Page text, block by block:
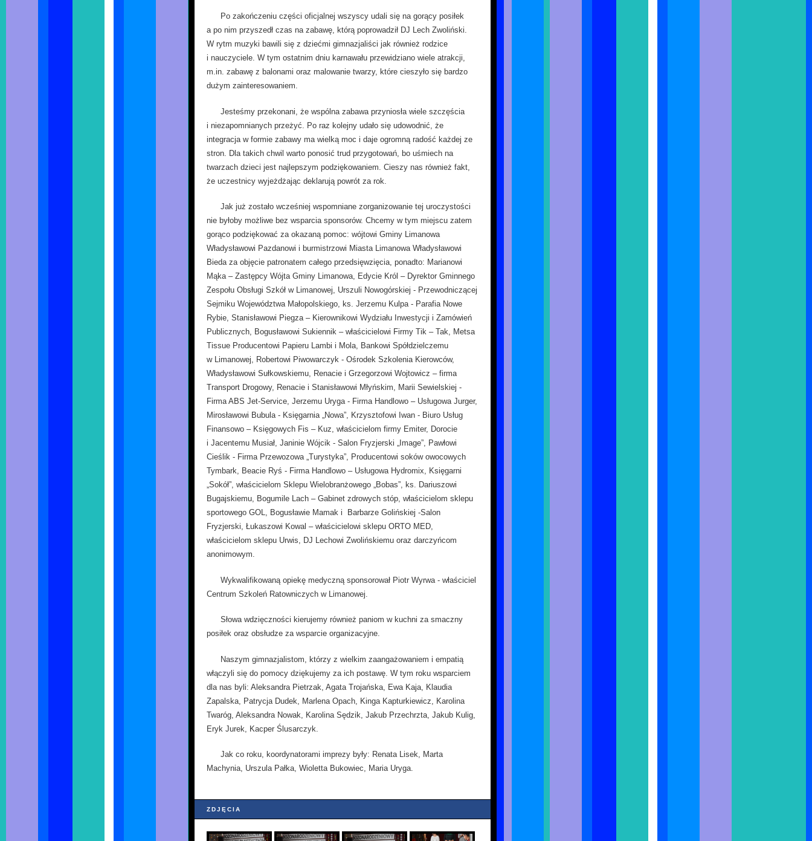
Po zakończeniu części oficjalnej wszyscy udali się na gorący posiłek
a po nim przyszedł czas na zabawę, którą poprowadził DJ Lech Zwoliński.
W rytm muzyki bawili się z dziećmi gimnazjaliści jak również rodzice
i nauczyciele. W tym ostatnim dniu karnawału przewidziano wiele atrakcji,
m.in. zabawę z balonami oraz malowanie twarzy, które cieszyło się bardzo
dużym zainteresowaniem.
Jesteśmy przekonani, że wspólna zabawa przyniosła wiele szczęścia
i niezapomnianych przeżyć. Po raz kolejny udało się udowodnić, że
integracja w formie zabawy ma wielką moc i daje ogromną radość każdej ze
stron. Dla takich chwil warto ponosić trud przygotowań, bo uśmiech na
twarzach dzieci jest najlepszym podziękowaniem. Cieszy nas również fakt,
że uczestnicy wyjeżdżając deklarują powrót za rok.
Jak już zostało wcześniej wspomniane zorganizowanie tej uroczystości
nie byłoby możliwe bez wsparcia sponsorów. Chcemy w tym miejscu zatem
gorąco podziękować za okazaną pomoc: wójtowi Gminy Limanowa
Władysławowi Pazdanowi i burmistrzowi Miasta Limanowa Władysławowi
Bieda za objęcie patronatem całego przedsięwzięcia, ponadto: Marianowi
Mąka – Zastępcy Wójta Gminy Limanowa, Edycie Król – Dyrektor Gminnego
Zespołu Obsługi Szkół w Limanowej, Urszuli Nowogórskiej - Przewodniczącej
Sejmiku Województwa Małopolskiego, ks. Jerzemu Kulpa - Parafia Nowe
Rybie, Stanisławowi Piegza – Kierownikowi Wydziału Inwestycji i Zamówień
Publicznych, Bogusławowi Sukiennik – właścicielowi Firmy Tik – Tak, Metsa
Tissue Producentowi Papieru Lambi i Mola, Bankowi Spółdzielczemu
w Limanowej, Robertowi Piwowarczyk - Ośrodek Szkolenia Kierowców,
Władysławowi Sułkowskiemu, Renacie i Grzegorzowi Wojtowicz – firma
Transport Drogowy, Renacie i Stanisławowi Młyńskim, Marii Sewielskiej -
Firma ABS Jet-Service, Jerzemu Uryga - Firma Handlowo – Usługowa Jurger,
Mirosławowi Bubula - Księgarnia „Nowa”, Krzysztofowi Iwan - Biuro Usług
Finansowo – Księgowych Fis – Kuz, właścicielom firmy Emiter, Dorocie
i Jacentemu Musiał, Janinie Wójcik - Salon Fryzjerski „Image”, Pawłowi
Cieślik - Firma Przewozowa „Turystyka”, Producentowi soków owocowych
Tymbark, Beacie Ryś - Firma Handlowo – Usługowa Hydromix, Księgarni
„Sokół”, właścicielom Sklepu Wielobranżowego „Bobas”, ks. Dariuszowi
Bugajskiemu, Bogumile Lach – Gabinet zdrowych stóp, właścicielom sklepu
sportowego GOL, Bogusławie Mamak i Barbarze Golińskiej -Salon
Fryzjerski, Łukaszowi Kowal – właścicielowi sklepu ORTO MED,
właścicielom sklepu Urwis, DJ Lechowi Zwolińskiemu oraz darczyńcom
anonimowym.
Wykwalifikowaną opiekę medyczną sponsorował Piotr Wyrwa - właściciel
Centrum Szkoleń Ratowniczych w Limanowej.
Słowa wdzięczności kierujemy również paniom w kuchni za smaczny
posiłek oraz obsłudze za wsparcie organizacyjne.
Naszym gimnazjalistom, którzy z wielkim zaangażowaniem i empatią
włączyli się do pomocy dziękujemy za ich postawę. W tym roku wsparciem
dla nas byli: Aleksandra Pietrzak, Agata Trojańska, Ewa Kaja, Klaudia
Zapalska, Patrycja Dudek, Marlena Opach, Kinga Kapturkiewicz, Karolina
Twaróg, Aleksandra Nowak, Karolina Sędzik, Jakub Przechrzta, Jakub Kulig,
Eryk Jurek, Kacper Ślusarczyk.
Jak co roku, koordynatorami imprezy były: Renata Lisek, Marta
Machynia, Urszula Pałka, Wioletta Bukowiec, Maria Uryga.
ZDJĘCIA